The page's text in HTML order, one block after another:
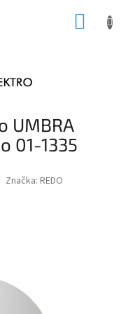
UMBRA
01-1335
Značka: REDO